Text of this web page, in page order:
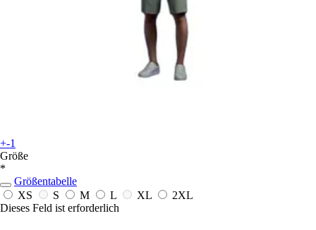
+-1
Größe
*
Größentabelle
XS
S M L XL
2XL
Dieses Feld ist erforderlich